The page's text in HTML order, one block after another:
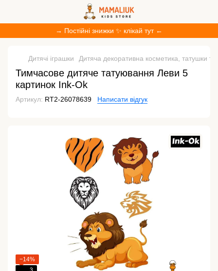
→ Постійні знижки ✨ клікай тут ←
Дитячі іграшки Дитяча декоративна косметика, татушки та
Тимчасове дитяче татуювання Леви 5
картинок Ink-Ok
Артикул: RT2-26078639 Написати відгук
−14%